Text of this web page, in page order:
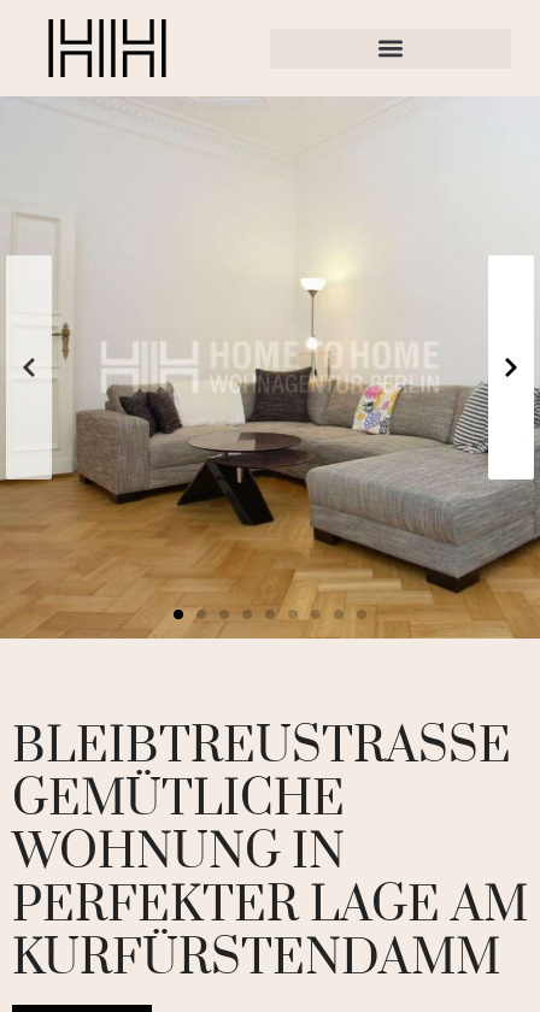
BLEIBTREUSTRASSE
GEMÜTLICHE
WOHNUNG IN
PERFEKTER LAGE AM
KURFÜRSTENDAMM